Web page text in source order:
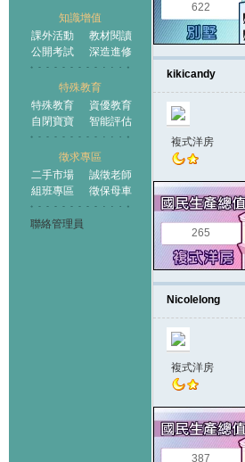
知識增值
課外活動
教材閱讀
公開考試
深造進修
特殊教育
特殊教育
資優教育
自閉寶寶
智能評估
徵求專區
二手市場
誠徵老師
組班專區
徵保母車
聯絡管理員
622
kikicandy
複式洋房
265
Nicolelong
複式洋房
387